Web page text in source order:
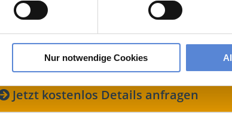
Nur notwendige Cookies
Jetzt kostenlos Details anfragen